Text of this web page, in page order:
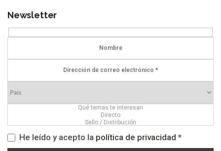
Newsletter
He leído y acepto la política de privacidad *